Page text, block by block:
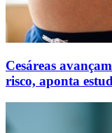
Cesáreas
risco, aponta